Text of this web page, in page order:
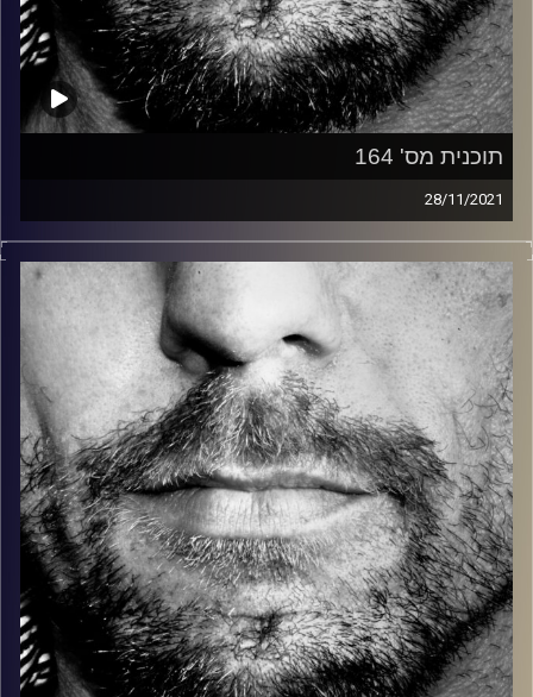
תוכנית מס' 164
28/11/2021
זיפים, מוזיקה מחוספסת של הופעות חיות. הרבה ג'אם, רוק,
בלוז, bluegrass, ג'אז, Fאנק, פרוגרסיב ואפילו אלקטרוניקה.
כל מה שחי, אמיתי ונושם.
עם שמוליק רגב.
קרדיט תמונות: David Goehring